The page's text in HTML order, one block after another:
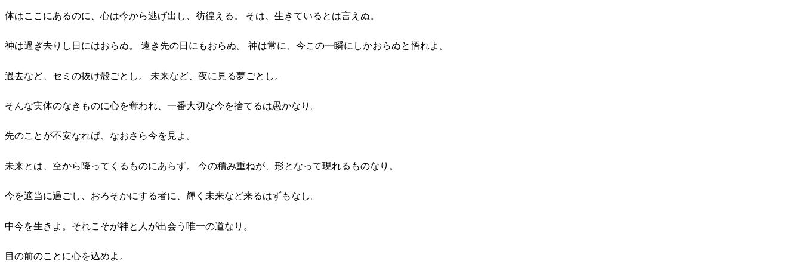
体はここにあるのに、心は今から逃げ出し、彷徨える。 そは、生きているとは言えぬ。
神は過ぎ去りし日にはおらぬ。 遠き先の日にもおらぬ。 神は常に、今この一瞬にしかおらぬと悟れよ。
過去など、セミの抜け殻ごとし。 未来など、夜に見る夢ごとし。
そんな実体のなきものに心を奪われ、一番大切な今を捨てるは愚かなり。
先のことが不安なれば、なおさら今を見よ。
未来とは、空から降ってくるものにあらず。 今の積み重ねが、形となって現れるものなり。
今を適当に過ごし、おろそかにする者に、輝く未来など来るはずもなし。
中今を生きよ。それこそが神と人が出会う唯一の道なり。
目の前のことに心を込めよ。